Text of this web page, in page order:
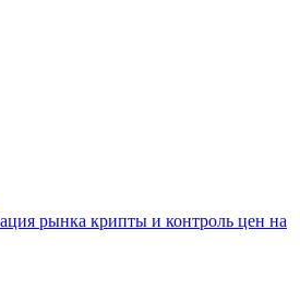
рынка крипты и контроль цен на